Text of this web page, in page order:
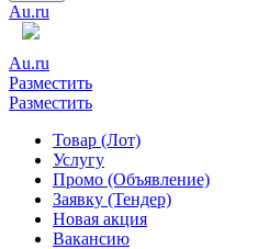
Au.ru
Au.ru
Разместить
Разместить
Товар (Лот)
Услугу
Промо (Объявление)
Заявку (Тендер)
Новая акция
Вакансию